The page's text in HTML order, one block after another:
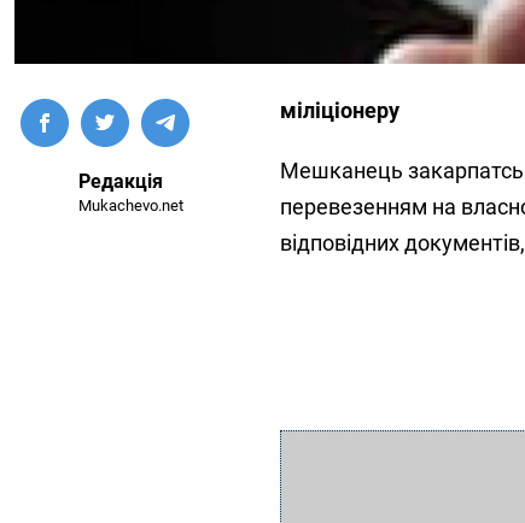
Редакція
Mukachevo.net
міліціонеру
Мешканець
перевезенням на
вiдповiдних